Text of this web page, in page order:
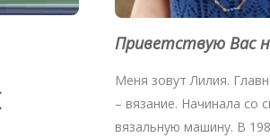
Приветствую Вас
Меня зовут Лилия.
– вязание. Начинала со
вязальную машину. В